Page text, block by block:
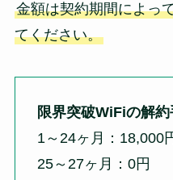
金額は契約期間によっ
てください。
限界突破WiFiの解
1～24ヶ月：18,000
25～27ヶ月：0円